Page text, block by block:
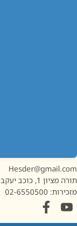
1, כוכב יעקב
02-6550500